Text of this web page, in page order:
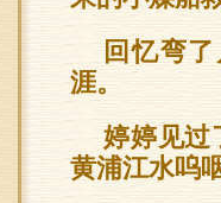
回忆弯
涯。
婷婷见过
黄浦江水呜